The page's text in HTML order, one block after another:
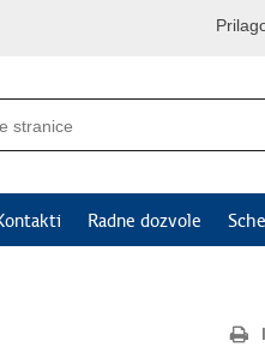
Radne dozvole